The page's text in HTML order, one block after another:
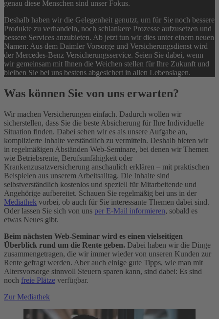
genau diese Menschen sind unser Fokus.
Deshalb haben wir die Gelegenheit genutzt, um für Sie noch bessere
Produkte zu verhandeln, noch schlankere Prozesse aufzusetzen und
bessere Services anzubieten. Ab jetzt tun wir dies unter einem neuen
Namen: Aus dem Daimler Vorsorge und Versicherungsdienst wird
der Mercedes-Benz Versicherungsservice. Seien Sie dabei, wenn
wir gemeinsam mit Ihnen die Weichen stellen für Ihre Zukunft und
bleiben Sie bei uns bestens abgesichert in allen Lebenslagen.
Was können Sie von uns erwarten?
Wir machen Versicherungen einfach. Dadurch wollen wir
sicherstellen, dass Sie die beste Absicherung für Ihre Individuelle
Situation finden. Dabei sehen wir es als unsere Aufgabe an,
komplizierte Inhalte verständlich zu vermitteln. Deshalb bieten wir
in regelmäßigen Abständen Web-Seminare, bei denen wir Themen
wie Betriebsrente, Berufsunfähigkeit oder
Krankenzusatzversicherung anschaulich erklären – mit praktischen
Beispielen aus unserem Arbeitsalltag. Die Inhalte sind
selbstverständlich kostenlos und speziell für Mitarbeitende und
Angehörige aufbereitet. Schauen Sie regelmäßig bei uns in der
Mediathek vorbei, ob auch für Sie interessante Themen dabei sind.
Oder lassen Sie sich von uns per E-Mail informieren, sobald es
etwas Neues gibt.
Beim nächsten Web-Seminar wird es einen vielseitigen
Überblick rund um die Rente geben. Dabei haben wir die Dinge
zusammengetragen, die wir immer wieder von unseren Kunden zur
Rente gefragt werden. Aber auch einige gute Tipps, wie man mit
Altersvorsorge sinnvoll Steuern sparen kann, sind dabei: Es sind
noch freie Plätze verfügbar.
Zur Mediathek